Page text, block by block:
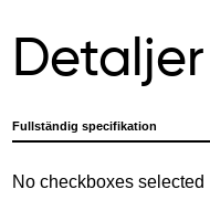
Detaljer
Fullständig specifikation
No checkboxes selected